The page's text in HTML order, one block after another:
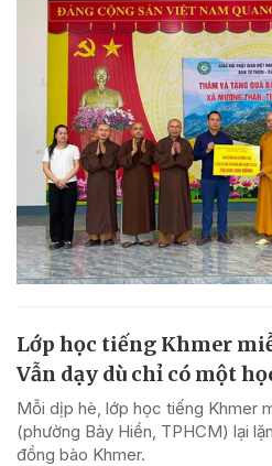
Lớp học tiếng Khmer
Vẫn dạy dù chỉ có một
Mỗi dịp hè, lớp học tiếng Khmer
(phường Bảy Hiền, TPHCM) lại
đồng bào Khmer.